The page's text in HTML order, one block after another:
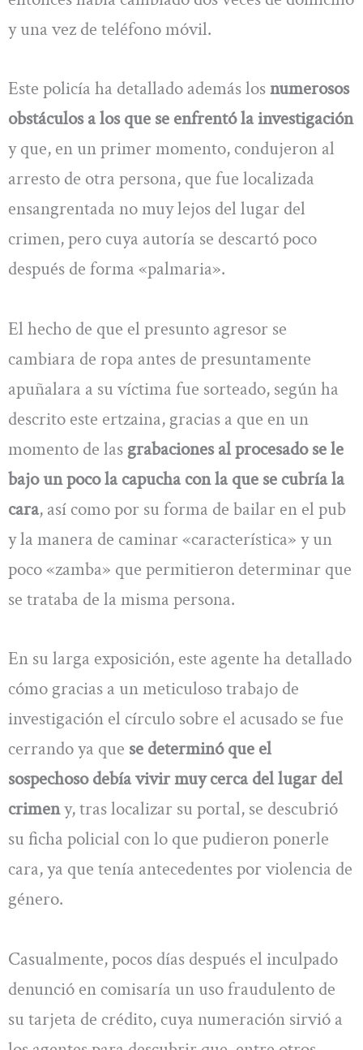
y una vez de teléfono móvil.
Este policía ha detallado además losnumerosos
obstáculos a los que se enfrentó la investigación
y que, en un primer momento, condujeron al
arresto de otra persona, que fue localizada
ensangrentada no muy lejos del lugar del
crimen, pero cuya autoría se descartó poco
después de forma «palmaria».
El hecho de que el presunto agresor se
cambiara de ropa antes de presuntamente
apuñalara a su víctima fue sorteado, según ha
descrito este ertzaina, gracias a que en un
momento de las grabaciones al procesado se le
bajo un poco la capucha con la que se cubría la
cara, así como por su forma de bailar en el pub
y la manera de caminar «característica» y un
poco «zamba» que permitieron determinar que
se trataba de la misma persona.
En su larga exposición, este agente ha detallado
cómo gracias a un meticuloso trabajo de
investigación el círculo sobre el acusado se fue
cerrando ya que se determinó que el
sospechoso debía vivir muy cerca del lugar del
crimeny, tras localizar su portal, se descubrió
su ficha policial con lo que pudieron ponerle
cara, ya que tenía antecedentes por violencia de
género.
Casualmente, pocos días después el inculpado
denunció en comisaría un uso fraudulento de
su tarjeta de crédito, cuya numeración sirvió a